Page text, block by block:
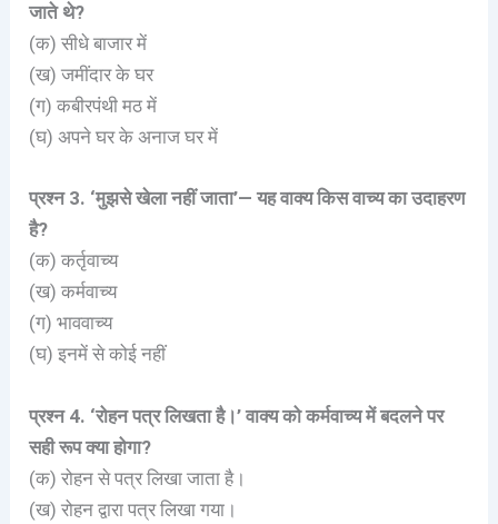
जाते थे?
(क) सीधे बाजार में
(ख) जमींदार के घर
(ग) कबीरपंथी मठ में
(घ) अपने घर के अनाज घर में
प्रश्न 3. ‘मुझसे खेला नहीं जाता’— यह वाक्य किस वाच्य का उदाहरण
है?
(क) कर्तृवाच्य
(ख) कर्मवाच्य
(ग) भाववाच्य
(घ) इनमें से कोई नहीं
प्रश्न 4. ‘रोहन पत्र लिखता है।’ वाक्य को कर्मवाच्य में बदलने पर
सही रूप क्या होगा?
(क) रोहन से पत्र लिखा जाता है।
(ख) रोहन द्वारा पत्र लिखा गया।